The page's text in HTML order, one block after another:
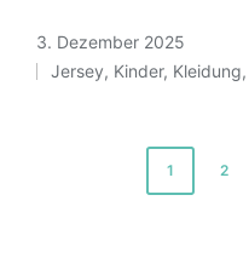
3. Dezember 2025
Posted
Jersey, Kinder, Kleidung,
1 2